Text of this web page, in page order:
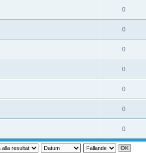
0
0
0
0
0
0
0